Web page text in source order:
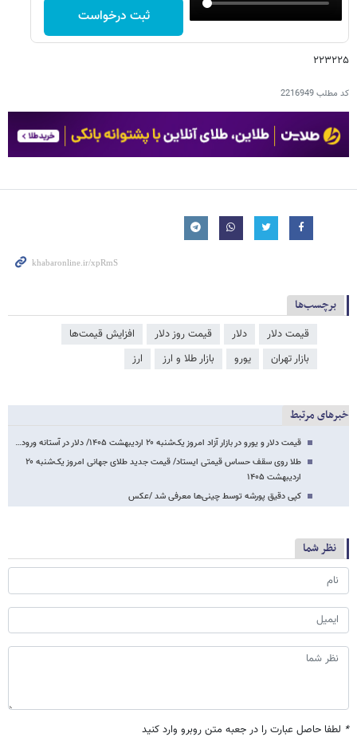
ثبت درخواست
۲۲۳۲۲۵
کد مطلب2216949
برچسب‌ها
قیمت دلار دلار قیمت روز دلار
افزایش قیمت‌ها
بازار تهران
یورو بازار طلا و ارز ارز
خبرهای مرتبط
قیمت دلار و یورو در بازار آزاد امروز یک‌شنبه ۲۰ اردیبهشت ۱۴۰۵/ دلار در آستانه ورود…
طلا روی سقف حساس قیمتی ایستاد/ قیمت جدید طلای جهانی امروز یک‌شنبه ۲۰
اردیبهشت ۱۴۰۵
کپی دقیق پورشه توسط چینی‌ها معرفی شد /عکس
نظر شما
* لطفا حاصل عبارت را در جعبه متن روبرو وارد کنید